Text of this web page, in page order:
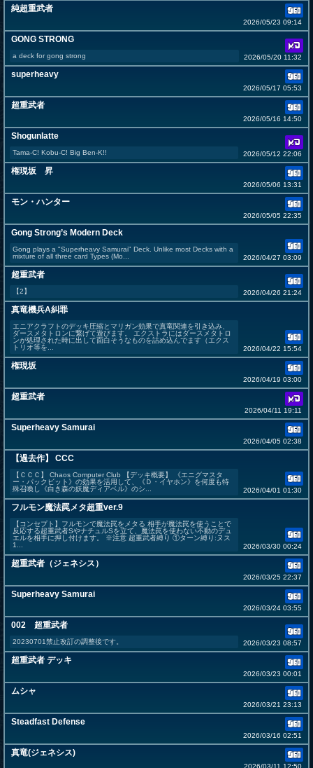
純超重武者
2026/05/23 09:14
GONG STRONG
a deck for gong strong 2026/05/20 11:32
superheavy
2026/05/17 05:53
超重武者
2026/05/16 14:50
Shogunlatte
Tama-C! Kobu-C! Big Ben-K!! 2026/05/12 22:06
権現坂 昇
2026/05/06 13:31
モン・ハンター
2026/05/05 22:35
Gong Strong’s Modern Deck
Gong plays a "Superheavy Samurai" Deck. Unlike most Decks with a
mixture of all three card Types (Mo...
2026/04/27 03:09
超重武者
【2】 2026/04/26 21:24
真竜機兵A糾罪
エニアクラフトのデッキ圧縮とマリガン効果で真竜関連を引き込み、
ダースメタトロンに繋げて遊びます。 エクストラにはダースメタトロ
ンが処理された時に出して面白そうなものを詰め込んでます（エクス
トリオ等を...
2026/04/22 15:54
権現坂
2026/04/19 03:00
超重武者
2026/04/11 19:11
Superheavy Samurai
2026/04/05 02:38
【過去作】 CCC
【ＣＣＣ】 Chaos Computer Club 【デッキ概要】 《エニグマスタ
ー・パックビット》の効果を活用して、《Ｄ・イヤホン》を何度も特
殊召喚し《白き森の妖魔ディアベル》のシ...
2026/04/01 01:30
フルモン魔法罠メタ超重ver.9
【コンセプト】フルモンで魔法罠をメタる 相手が魔法罠を使うことで
反応する超重武者SやナチュルSを立て、魔法罠を使わない不動のデュ
エルを相手に押し付けます。 ※注意 超重武者縛り ①ターン縛り:ヌス
1...
2026/03/30 00:24
超重武者（ジェネシス）
2026/03/25 22:37
Superheavy Samurai
2026/03/24 03:55
002 超重武者
20230701禁止改訂の調整後です。 2026/03/23 08:57
超重武者 デッキ
2026/03/23 00:01
ムシャ
2026/03/21 23:13
Steadfast Defense
2026/03/16 02:51
真竜(ジェネシス)
2026/03/11 12:50